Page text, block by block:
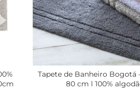
Tapete de Banheiro Bogotá
80 cm l 100%